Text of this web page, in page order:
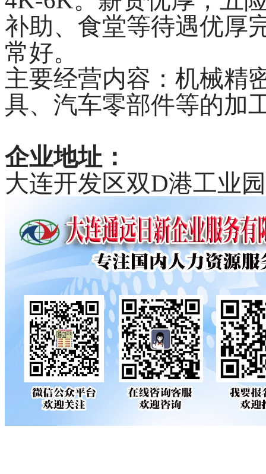
补助、食堂等待遇优厚
常好。
主要经营内容：机械精
具、汽车零部件等的加
企业地址：
大连开发区双D港工业